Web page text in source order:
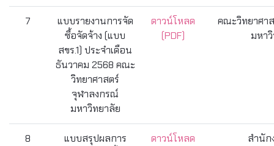
7
แบบรายงานการจัด
ซื้อจัดจ้าง (แบบ
สขร.1) ประจำเดือน
ธันวาคม 2568 คณะ
วิทยาศาสตร์
จุฬาลงกรณ์
มหาวิทยาลัย
ดาวน์โหลด
(PDF)
คณะวิทยาศา
มหา
8
แบบสรุปผลการ
ดาวน์โหลด
สำนัก